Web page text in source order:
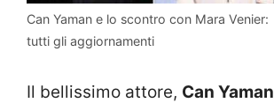
Can Yaman e lo scontro con Mara Venier:
tutti gli aggiornamenti
Il bellissimo attore, Can Yaman